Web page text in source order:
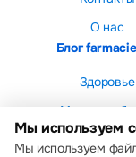
О нас
Блог
Здоровье
Мама и
Красота
Мы используем
Мы используем